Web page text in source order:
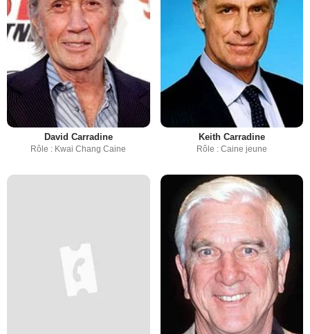
David Carradine
Rôle : Kwai Chang Caine
Keith Carradine
Rôle : Caine jeune